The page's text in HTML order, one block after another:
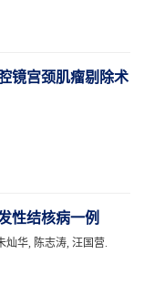
镜宫颈肌瘤剔除术
性结核病一例
灿华, 陈志涛, 汪国营.